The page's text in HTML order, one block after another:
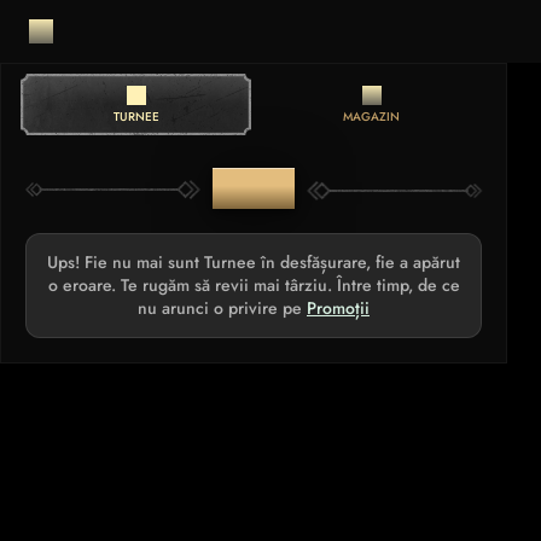
TURNEE MAGAZIN
TURNEE
Ups! Fie nu mai sunt Turnee în desfășurare, fie a apărut
o eroare. Te rugăm să revii mai târziu. Între timp, de ce
nu arunci o privire pe Promoții